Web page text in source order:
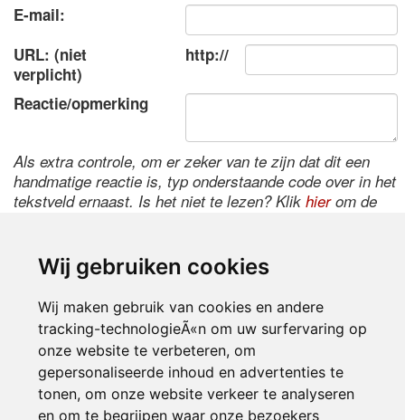
Wij gebruiken cookies
Wij maken gebruik van cookies en andere
tracking-technologieÃ«n om uw surfervaring op
onze website te verbeteren, om
gepersonaliseerde inhoud en advertenties te
tonen, om onze website verkeer te analyseren
en om te begrijpen waar onze bezoekers
E-mail:
URL: (niet
verplicht)
http://
Reactie/opmerking
Als extra controle, om er zeker van te zijn dat dit een
handmatige reactie is, typ onderstaande code over in het
tekstveld ernaast. Is het niet te lezen? Klik hierom de